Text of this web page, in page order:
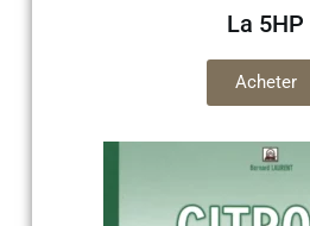
La 5HP
Acheter